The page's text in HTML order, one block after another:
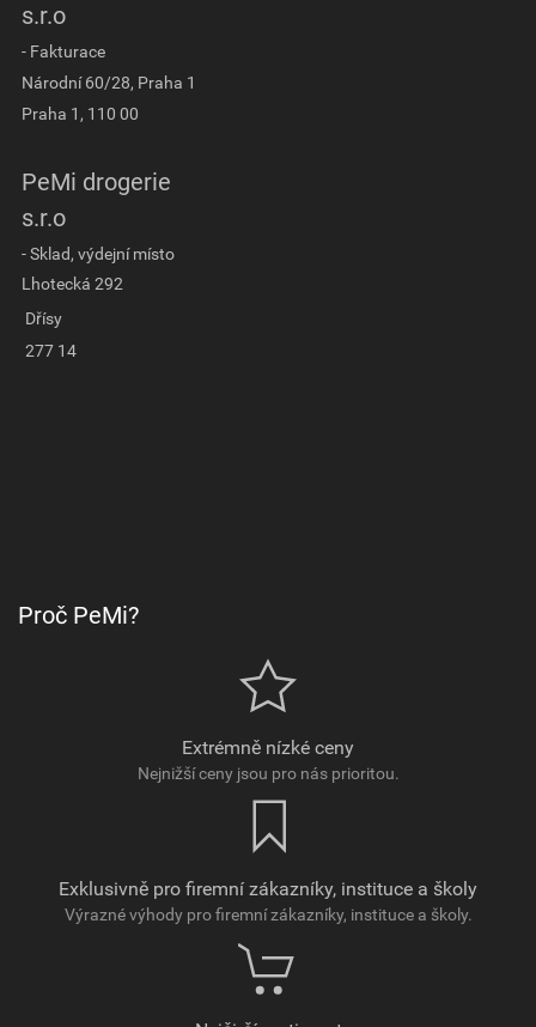
s.r.o
- Fakturace
Národní 60/28, Praha 1
Praha 1, 110 00
PeMi drogerie
s.r.o
- Sklad, výdejní místo
Lhotecká 292
Dřísy
277 14
Proč PeMi?
Extrémně nízké ceny
Nejnižší ceny jsou pro nás prioritou.
Exklusivně pro firemní zákazníky, instituce a školy
Výrazné výhody pro firemní zákazníky, instituce a školy.